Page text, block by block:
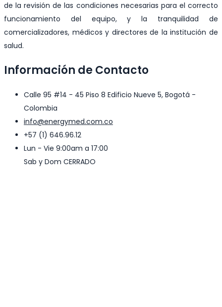
de la revisión de las condiciones necesarias para el correcto
funcionamiento del equipo, y la tranquilidad de
comercializadores, médicos y directores de la institución de
salud.
Información de Contacto
Calle 95 #14 - 45 Piso 8 Edificio Nueve 5, Bogotá -
Colombia
info@energymed.com.co
+57 (1) 646.96.12
Lun - Vie 9:00am a 17:00
Sab y Dom CERRADO